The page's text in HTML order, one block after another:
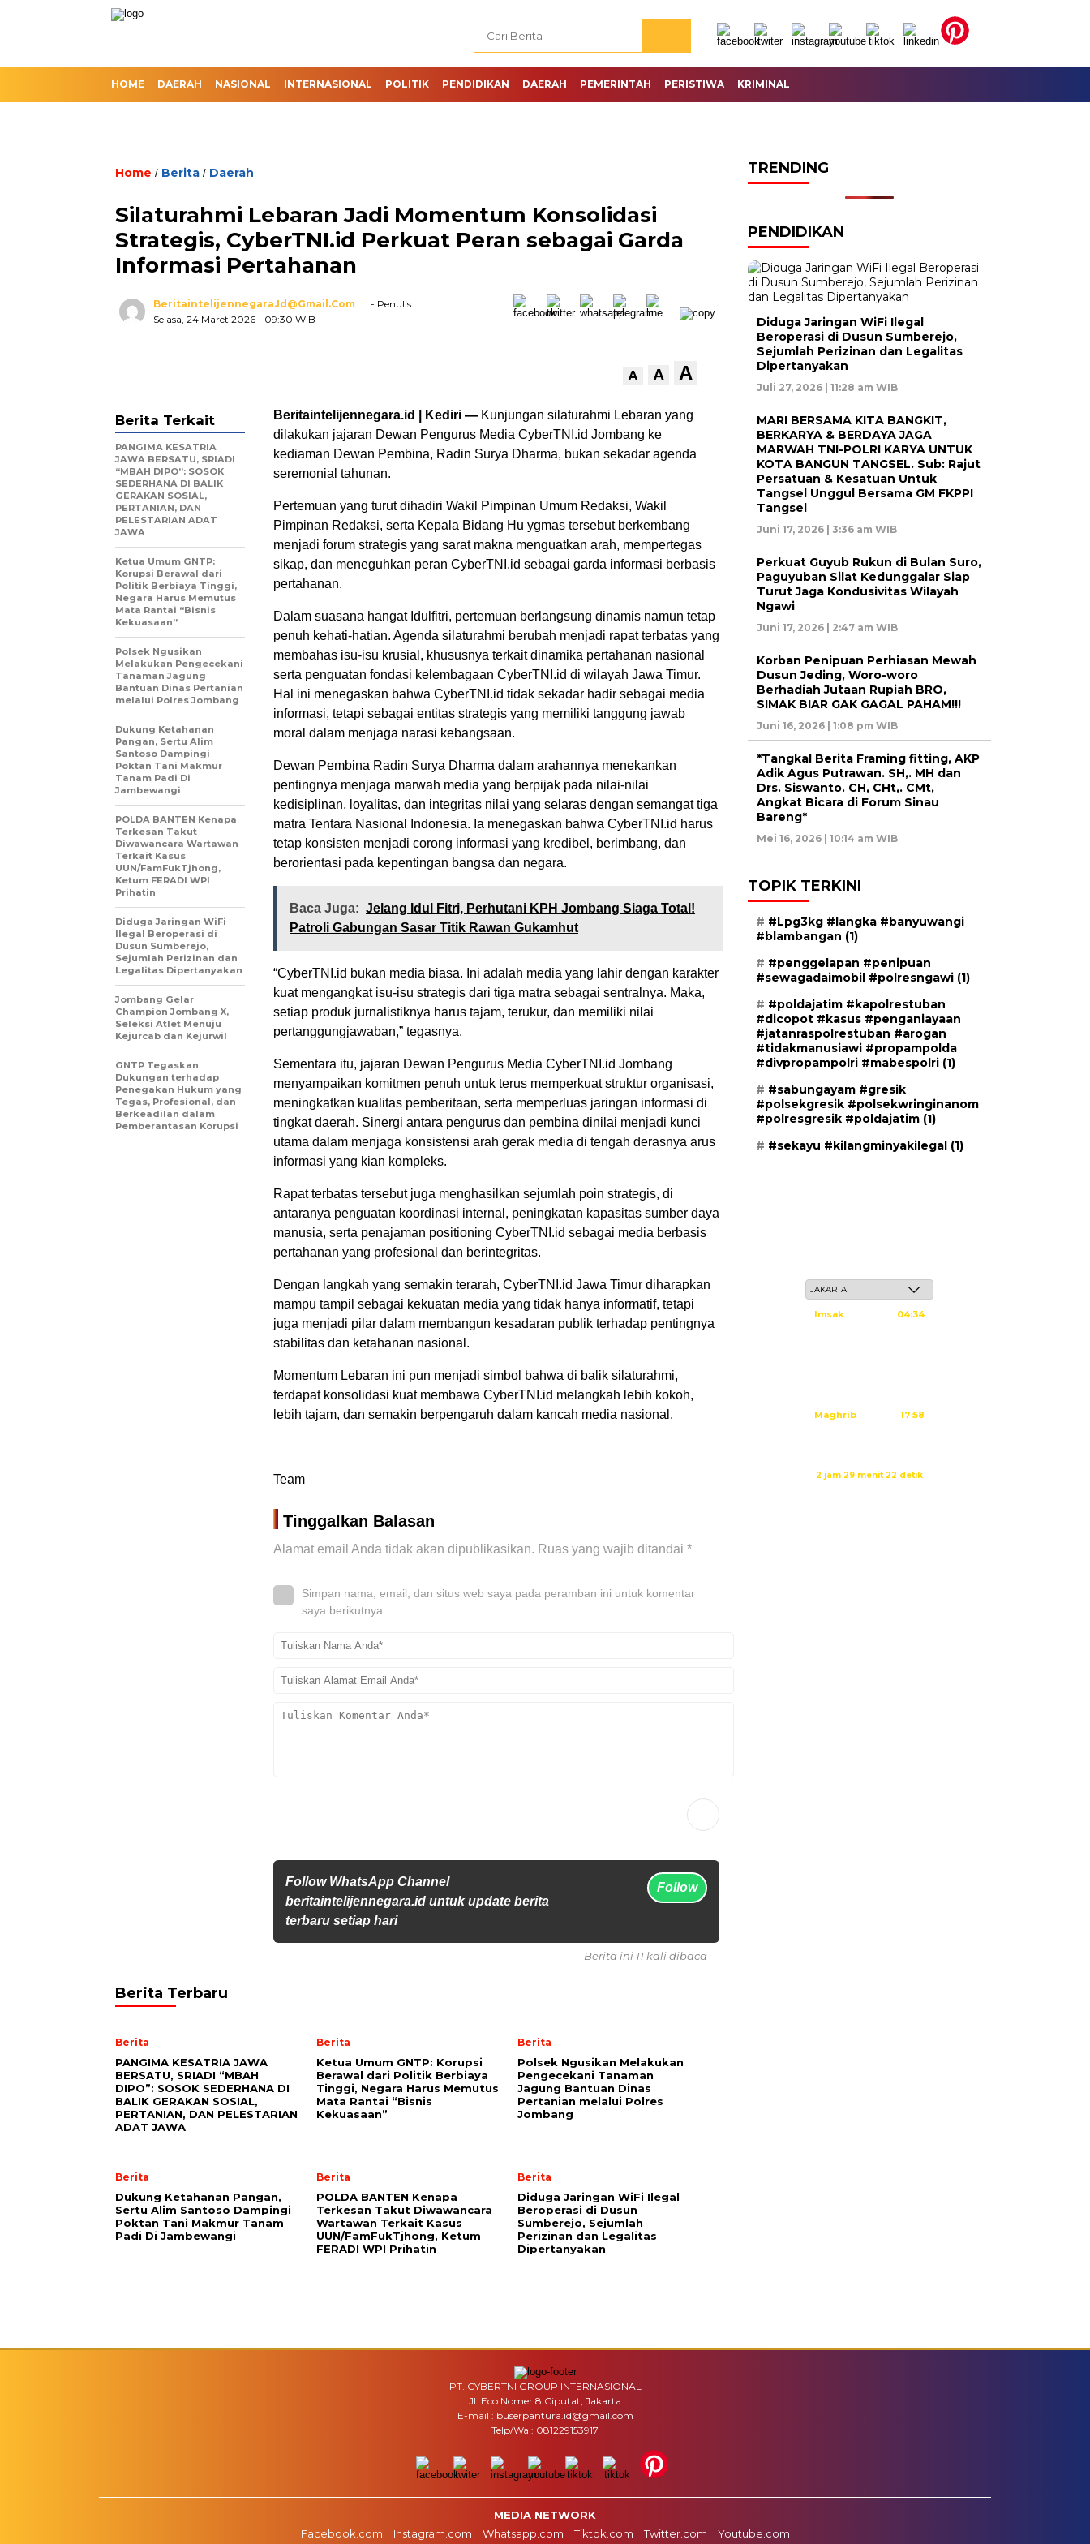
HOME DAERAH NASIONAL INTERNASIONAL POLITIK PENDIDIKAN DAERAH PEMERINTAH PERISTIWA KRIMINAL
Home / Berita / Daerah
Silaturahmi Lebaran Jadi Momentum Konsolidasi
Strategis, CyberTNI.id Perkuat Peran sebagai Garda
Informasi Pertahanan
Beritaintelijennegara.id@gmail.com
- Penulis
Selasa, 24 Maret 2026 - 09:30 WIB
A A A
Beritaintelijennegara.id | Kediri — Kunjungan silaturahmi Lebaran yang
dilakukan jajaran Dewan Pengurus Media CyberTNI.id Jombang ke
kediaman Dewan Pembina, Radin Surya Dharma, bukan sekadar agenda
seremonial tahunan.
Pertemuan yang turut dihadiri Wakil Pimpinan Umum Redaksi, Wakil
Pimpinan Redaksi, serta Kepala Bidang Hu ygmas tersebut berkembang
menjadi forum strategis yang sarat makna menguatkan arah, mempertegas
sikap, dan meneguhkan peran CyberTNI.id sebagai garda informasi berbasis
pertahanan.
Dalam suasana hangat Idulfitri, pertemuan berlangsung dinamis namun tetap
penuh kehati-hatian. Agenda silaturahmi berubah menjadi rapat terbatas yang
membahas isu-isu krusial, khususnya terkait dinamika pertahanan nasional
serta penguatan fondasi kelembagaan CyberTNI.id di wilayah Jawa Timur.
Hal ini menegaskan bahwa CyberTNI.id tidak sekadar hadir sebagai media
informasi, tetapi sebagai entitas strategis yang memiliki tanggung jawab
moral dalam menjaga narasi kebangsaan.
Dewan Pembina Radin Surya Dharma dalam arahannya menekankan
pentingnya menjaga marwah media yang berpijak pada nilai-nilai
kedisiplinan, loyalitas, dan integritas nilai yang selaras dengan semangat tiga
matra Tentara Nasional Indonesia. Ia menegaskan bahwa CyberTNI.id harus
tetap konsisten menjadi corong informasi yang kredibel, berimbang, dan
berorientasi pada kepentingan bangsa dan negara.
Baca Juga: Jelang Idul Fitri, Perhutani KPH Jombang Siaga Total!
Patroli Gabungan Sasar Titik Rawan Gukamhut
“CyberTNI.id bukan media biasa. Ini adalah media yang lahir dengan karakter
kuat mengangkat isu-isu strategis dari tiga matra sebagai sentralnya. Maka,
setiap produk jurnalistiknya harus tajam, terukur, dan memiliki nilai
pertanggungjawaban,” tegasnya.
Sementara itu, jajaran Dewan Pengurus Media CyberTNI.id Jombang
menyampaikan komitmen penuh untuk terus memperkuat struktur organisasi,
meningkatkan kualitas pemberitaan, serta memperluas jaringan informasi di
tingkat daerah. Sinergi antara pengurus dan pembina dinilai menjadi kunci
utama dalam menjaga konsistensi arah gerak media di tengah derasnya arus
informasi yang kian kompleks.
Rapat terbatas tersebut juga menghasilkan sejumlah poin strategis, di
antaranya penguatan koordinasi internal, peningkatan kapasitas sumber daya
manusia, serta penajaman positioning CyberTNI.id sebagai media berbasis
pertahanan yang profesional dan berintegritas.
Dengan langkah yang semakin terarah, CyberTNI.id Jawa Timur diharapkan
mampu tampil sebagai kekuatan media yang tidak hanya informatif, tetapi
juga menjadi pilar dalam membangun kesadaran publik terhadap pentingnya
stabilitas dan ketahanan nasional.
Momentum Lebaran ini pun menjadi simbol bahwa di balik silaturahmi,
terdapat konsolidasi kuat membawa CyberTNI.id melangkah lebih kokoh,
lebih tajam, dan semakin berpengaruh dalam kancah media nasional.
Team
Tinggalkan Balasan
Alamat email Anda tidak akan dipublikasikan. Ruas yang wajib ditandai *
Simpan nama, email, dan situs web saya pada peramban ini untuk komentar
saya berikutnya.
Follow WhatsApp Channel
beritaintelijennegara.id untuk update berita
terbaru setiap hari
Follow
Berita Terkait
PANGIMA KESATRIA
JAWA BERSATU, SRIADI
“MBAH DIPO”: SOSOK
SEDERHANA DI BALIK
GERAKAN SOSIAL,
PERTANIAN, DAN
PELESTARIAN ADAT
JAWA
Ketua Umum GNTP:
Korupsi Berawal dari
Politik Berbiaya Tinggi,
Negara Harus Memutus
Mata Rantai “Bisnis
Kekuasaan”
Polsek Ngusikan
Melakukan Pengecekani
Tanaman Jagung
Bantuan Dinas Pertanian
melalui Polres Jombang
Dukung Ketahanan
Pangan, Sertu Alim
Santoso Dampingi
Poktan Tani Makmur
Tanam Padi Di
Jambewangi
POLDA BANTEN Kenapa
Terkesan Takut
Diwawancara Wartawan
Terkait Kasus
UUN/FamFukTjhong,
Ketum FERADI WPI
Prihatin
Diduga Jaringan WiFi
Ilegal Beroperasi di
Dusun Sumberejo,
Sejumlah Perizinan dan
Legalitas Dipertanyakan
Jombang Gelar
Champion Jombang X,
Seleksi Atlet Menuju
Kejurcab dan Kejurwil
GNTP Tegaskan
Dukungan terhadap
Penegakan Hukum yang
Tegas, Profesional, dan
Berkeadilan dalam
Pemberantasan Korupsi
Berita ini 11 kali dibaca
Berita Terbaru
Berita
PANGIMA KESATRIA JAWA
BERSATU, SRIADI “MBAH
DIPO”: SOSOK SEDERHANA DI
BALIK GERAKAN SOSIAL,
PERTANIAN, DAN PELESTARIAN
ADAT JAWA
Berita
Ketua Umum GNTP: Korupsi
Berawal dari Politik Berbiaya
Tinggi, Negara Harus Memutus
Mata Rantai “Bisnis
Kekuasaan”
Berita
Polsek Ngusikan Melakukan
Pengecekani Tanaman
Jagung Bantuan Dinas
Pertanian melalui Polres
Jombang
Berita
Dukung Ketahanan Pangan,
Sertu Alim Santoso Dampingi
Poktan Tani Makmur Tanam
Padi Di Jambewangi
Berita
POLDA BANTEN Kenapa
Terkesan Takut Diwawancara
Wartawan Terkait Kasus
UUN/FamFukTjhong, Ketum
FERADI WPI Prihatin
Berita
Diduga Jaringan WiFi Ilegal
Beroperasi di Dusun
Sumberejo, Sejumlah
Perizinan dan Legalitas
Dipertanyakan
TRENDING
PENDIDIKAN
Diduga Jaringan WiFi Ilegal
Beroperasi di Dusun Sumberejo,
Sejumlah Perizinan dan Legalitas
Dipertanyakan
Juli 27, 2026 | 11:28 am WIB
MARI BERSAMA KITA BANGKIT,
BERKARYA & BERDAYA JAGA
MARWAH TNI-POLRI KARYA UNTUK
KOTA BANGUN TANGSEL. Sub: Rajut
Persatuan & Kesatuan Untuk
Tangsel Unggul Bersama GM FKPPI
Tangsel
Juni 17, 2026 | 3:36 am WIB
Perkuat Guyub Rukun di Bulan Suro,
Paguyuban Silat Kedunggalar Siap
Turut Jaga Kondusivitas Wilayah
Ngawi
Juni 17, 2026 | 2:47 am WIB
Korban Penipuan Perhiasan Mewah
Dusun Jeding, Woro-woro
Berhadiah Jutaan Rupiah BRO,
SIMAK BIAR GAK GAGAL PAHAM!!!
Juni 16, 2026 | 1:08 pm WIB
*Tangkal Berita Framing fitting, AKP
Adik Agus Putrawan. SH,. MH dan
Drs. Siswanto. CH, CHt,. CMt,
Angkat Bicara di Forum Sinau
Bareng*
Mei 16, 2026 | 10:14 am WIB
TOPIK TERKINI
#Lpg3kg #langka #banyuwangi
#blambangan (1)
#penggelapan #penipuan
#sewagadaimobil #polresngawi (1)
#poldajatim #kapolrestuban
#dicopot #kasus #penganiayaan
#jatanraspolrestuban #arogan
#tidakmanusiawi #propampolda
#divpropampolri #mabespolri (1)
#sabungayam #gresik
#polsekgresik #polsekwringinanom
#polresgresik #poldajatim (1)
#sekayu #kilangminyakilegal (1)
Imsak 04:34
Maghrib 17:58
2 jam 29 menit 22 detik
PT. CYBERTNI GROUP INTERNASIONAL
Jl. Eco Nomer 8 Ciputat, Jakarta
E-mail : buserpantura.id@gmail.com
Telp/Wa : 081229153917
MEDIA NETWORK
Facebook.com
Instagram.com Whatsapp.com Tiktok.com Twitter.com Youtube.com